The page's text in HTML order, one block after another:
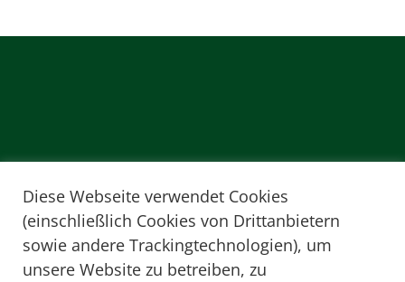
Diese Webseite verwendet Cookies
(einschließlich Cookies von Drittanbietern
sowie andere Trackingtechnologien), um
unsere Website zu betreiben, zu